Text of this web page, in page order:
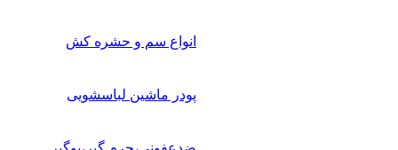
انواع سم و حشره کش
پودر ماشین لباسشویی